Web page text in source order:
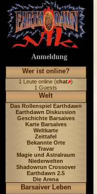
Anmeldung
Wer ist online?
1 Leute online (chat )
1 Guests
Welt
Das Rollenspiel Earthdawn
Earthdawn Diskussion
Geschichte Barsaives
Karte Barsaives
Weltkarte
Zeittafel
Bekannte Orte
Travar
Magie und Astralraum
Niederwelten
Shadowrun Crossover
Earthdawn 2.5
Die Arena
Barsaiver Leben